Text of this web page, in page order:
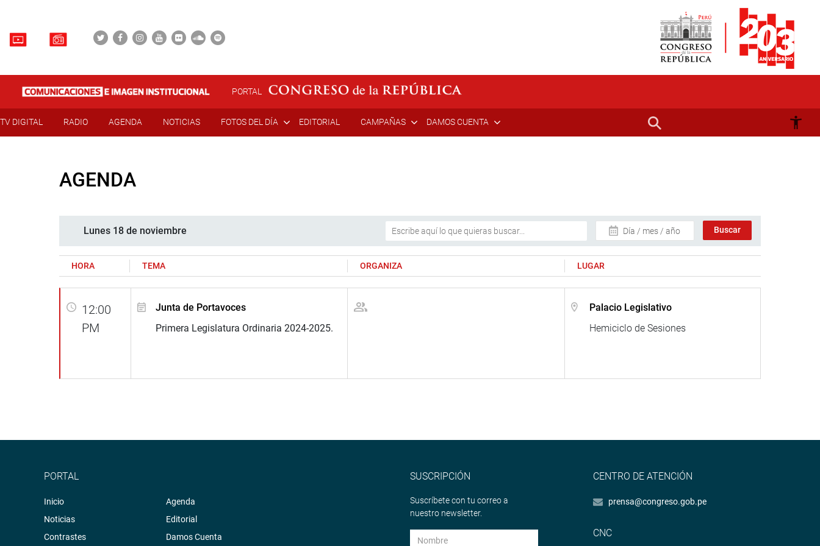
PORTAL
TV DIGITAL RADIO AGENDA NOTICIAS FOTOS DEL DÍA EDITORIAL CAMPAÑAS DAMOS CUENTA
AGENDA
Lunes 18 de noviembre Día / mes / año
HORA TEMA ORGANIZA LUGAR
12:00
PM
Junta de Portavoces
Primera Legislatura Ordinaria 2024-2025.
Palacio Legislativo
Hemiciclo de Sesiones
PORTAL
Inicio
Noticias
Contrastes
Agenda
Editorial
Damos Cuenta
SUSCRIPCIÓN
Suscríbete con tu correo a
nuestro newsletter.
CENTRO DE ATENCIÓN
prensa@congreso.gob.pe
CNC